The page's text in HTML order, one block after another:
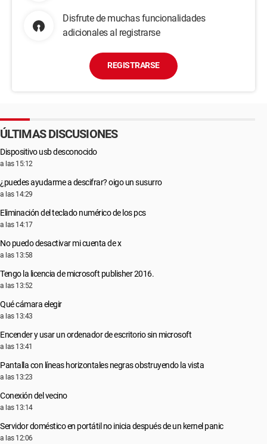
Disfrute de muchas funcionalidades
adicionales al registrarse
REGISTRARSE
ÚLTIMAS DISCUSIONES
Dispositivo usb desconocido
a las 15:12
¿puedes ayudarme a descifrar? oigo un susurro
a las 14:29
Eliminación del teclado numérico de los pcs
a las 14:17
No puedo desactivar mi cuenta de x
a las 13:58
Tengo la licencia de microsoft publisher 2016.
a las 13:52
Qué cámara elegir
a las 13:43
Encender y usar un ordenador de escritorio sin microsoft
a las 13:41
Pantalla con líneas horizontales negras obstruyendo la vista
a las 13:23
Conexión del vecino
a las 13:14
Servidor doméstico en portátil no inicia después de un kernel panic
a las 12:06